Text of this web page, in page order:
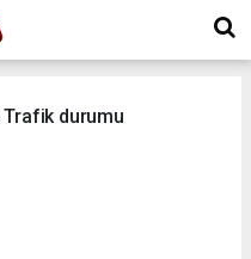
Trafik durumu